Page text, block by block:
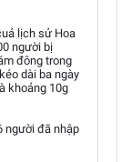
lịch sử Hoa
người bị
đông trong
dài ba ngày
khoảng 10g
người đã nhập